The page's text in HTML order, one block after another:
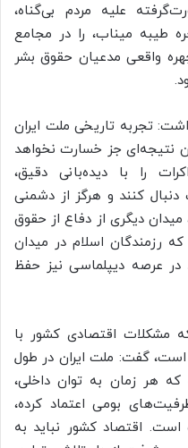
علیه مردم بی‌گناه،
طیبه میناب، را در مجامع
واقعی مدعیان حقوق بشر
تجربه تاریخی ملت ایران
نتیجه‌ای جز خسارت نخواهد
را با دیده‌بانی دقیق،
کنند و هرگز از دشمنی
میدان دیگری از دفاع از حقوق
رزمندگان اسلام در میدان
در عرصه دیپلماسی نیز حفظ
مشکلات اقتصادی کشور با
گفت: ملت ایران در طول
هر زمان به توان داخلی،
بومی اعتماد کرده،
اقتصاد کشور نباید به